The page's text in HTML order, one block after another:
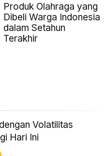
Produk Olahraga yang
Dibeli Warga Indonesia
dalam Setahun
Terakhir
Volatilitas
Hari Ini